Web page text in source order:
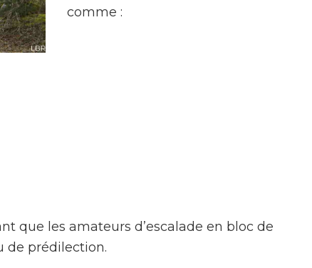
comme :
que les amateurs d’escalade en bloc de
de prédilection.